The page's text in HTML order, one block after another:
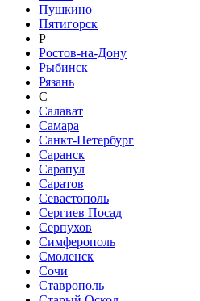
Пушкино
Пятигорск
Р
Ростов-на-Дону
Рыбинск
Рязань
С
Салават
Самара
Санкт-Петербург
Саранск
Сарапул
Саратов
Севастополь
Сергиев Посад
Серпухов
Симферополь
Смоленск
Сочи
Ставрополь